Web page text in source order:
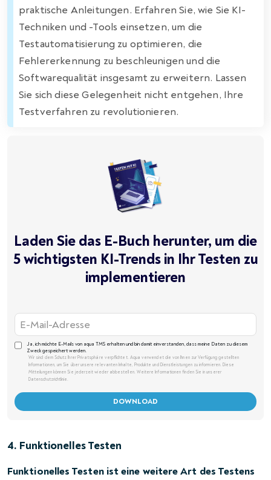
praktische Anleitungen. Erfahren Sie, wie Sie KI-
Techniken und -Tools einsetzen, um die
Testautomatisierung zu optimieren, die
Fehlererkennung zu beschleunigen und die
Softwarequalität insgesamt zu erweitern. Lassen
Sie sich diese Gelegenheit nicht entgehen, Ihre
Testverfahren zu revolutionieren.
Laden Sie das E-Buch herunter, um die
5 wichtigsten KI-Trends in Ihr Testen zu
implementieren
Ja, ich möchte E-Mails von aqua TMS erhalten und bin damit einverstanden, dass meine Daten zu diesem
Zweck gespeichert werden.
Wir sind dem Schutz Ihrer Privatsphäre verpflichtet. Aqua verwendet die von Ihnen zur Verfügung gestellten
Informationen, um Sie über unsere relevanten Inhalte, Produkte und Dienstleistungen zu informieren. Diese
Mitteilungen können Sie jederzeit wieder abbestellen. Weitere Informationen finden Sie in unserer
Datenschutzrichtlinie.
4. Funktionelles Testen
Funktionelles Testen ist eine weitere Art des Testens